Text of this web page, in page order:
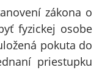
zákona o
fyzickej osobe
pokuta do
priestupku